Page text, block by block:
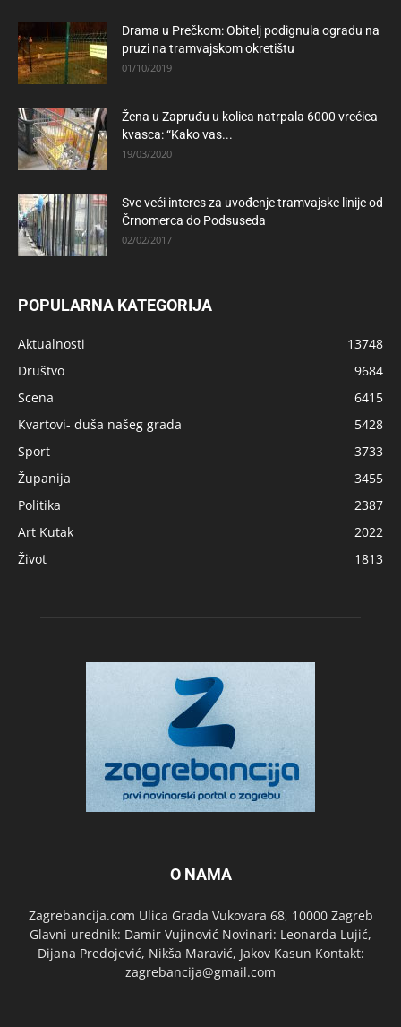
Drama u Prečkom: Obitelj podignula ogradu na
pruzi na tramvajskom okretištu
01/10/2019
Žena u Zapruđu u kolica natrpala 6000 vrećica
kvasca: “Kako vas...
19/03/2020
Sve veći interes za uvođenje tramvajske linije od
Črnomerca do Podsuseda
02/02/2017
POPULARNA KATEGORIJA
Aktualnosti
13748
Društvo
9684
Scena
6415
Kvartovi- duša našeg grada
5428
Sport
3733
Županija
3455
Politika
2387
Art Kutak
2022
Život
1813
O NAMA
Zagrebancija.com Ulica Grada Vukovara 68, 10000 Zagreb
Glavni urednik: Damir Vujinović Novinari: Leonarda Lujić,
Dijana Predojević, Nikša Maravić, Jakov Kasun Kontakt:
zagrebancija@gmail.com